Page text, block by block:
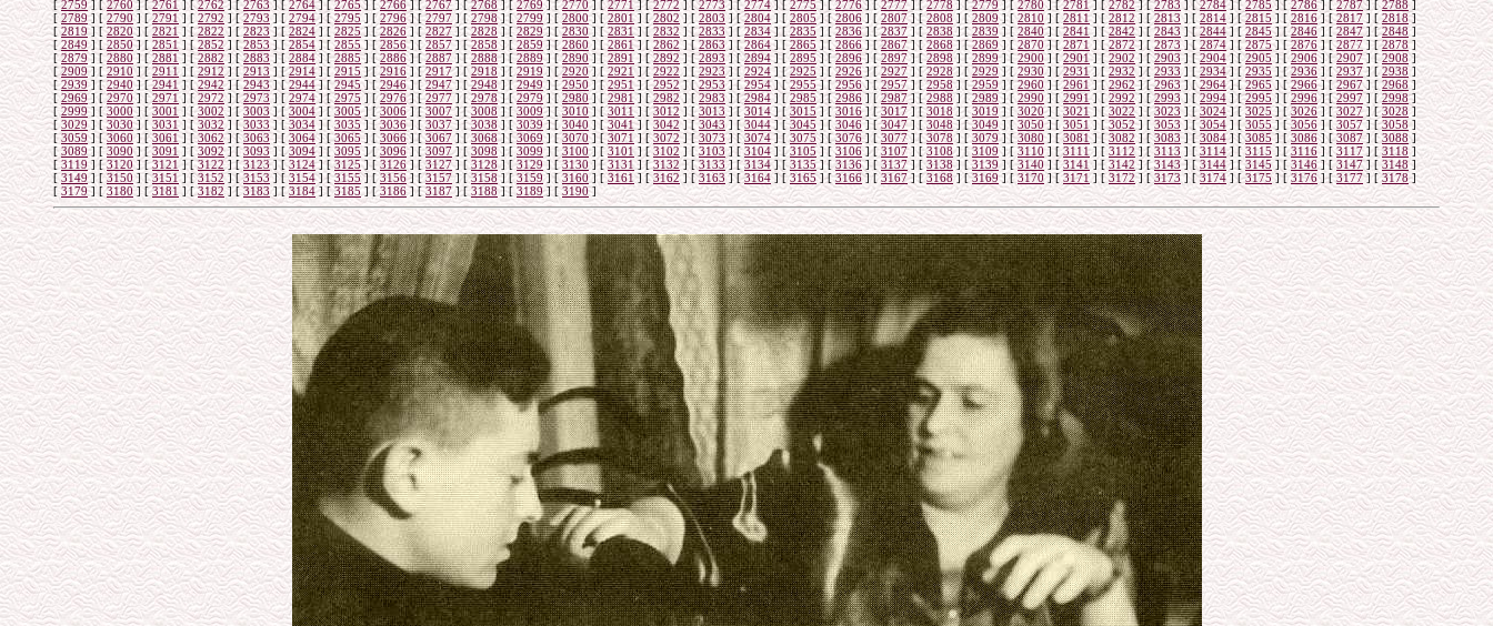
[2759] [2760 ] [2761 ] [2762] [2763] [2764] [2765] [2766] [2767] [2768] [ 2769 ] [2770] [2771 ] [2772 ] [2773] [2774] [2775] [2776] [2777] [2778] [2779] [ 2780] [2781] [ 2782] [2783 ] [2784] [2785 ] [ 2786] [ 2787] [2788]
[ 2789] [ 2790] [2791 ] [ 2792 ] [2793 ] [ 2794] [2795 ] [2796] [2797 ] [2798] [ 2799] [ 2800] [ 2801] [2802 ] [ 2803 ] [2804 ] [ 2805] [2806 ] [ 2807] [2808 ] [2809] [ 2810 ] [2811] [ 2812] [2813 ] [ 2814] [2815 ] [ 2816] [2817 ] [ 2818]
[2819] [2820] [ 2821 ] [2822 ] [ 2823] [ 2824 ] [2825] [2826 ] [2827 ] [2828] [ 2829] [2830] [2831] [ 2832 ] [2833] [ 2834] [2835 ] [2836] [2837 ] [2838 ] [ 2839] [ 2840] [2841] [2842 ] [2843 ] [ 2844] [ 2845] [2846] [2847 ] [2848 ]
[ 2849 ] [ 2850] [ 2851] [ 2852 ] [2853 ] [2854 ] [2855 ] [2856] [2857] [2858 ] [ 2859 ] [ 2860] [2861] [ 2862 ] [ 2863 ] [2864] [2865 ] [2866 ] [2867] [2868] [2869] [ 2870] [ 2871 ] [2872] [ 2873 ] [ 2874 ] [ 2875] [2876 ] [2877 ] [2878 ]
[2879] [ 2880 ] [2881 ] [2882] [2883 ] [ 2884] [2885] [2886] [2887 ] [ 2888] [2889] [ 2890] [ 2891 ] [2892] [2893 ] [2894 ] [ 2895] [2896] [2897] [2898 ] [ 2899] [ 2900] [ 2901] [ 2902 ] [2903 ] [2904 ] [2905 ] [ 2906] [2907] [ 2908]
[2909] [ 2910] [2911 ] [2912] [2913 ] [2914] [ 2915] [2916] [2917] [ 2918 ] [ 2919 ] [2920] [ 2921 ] [ 2922 ] [2923] [2924 ] [2925 ] [2926] [2927] [2928] [ 2929 ] [ 2930] [2931] [ 2932 ] [ 2933 ] [2934] [ 2935 ] [2936 ] [2937] [2938 ]
[2939 ] [2940 ] [2941 ] [2942] [2943] [2944] [2945] [ 2946] [2947] [2948] [2949 ] [2950 ] [2951 ] [2952 ] [2953] [ 2954] [2955] [2956] [ 2957 ] [2958] [2959] [2960 ] [2961 ] [2962] [2963] [2964] [2965] [ 2966] [ 2967] [ 2968]
[ 2969] [ 2970] [2971] [2972 ] [2973 ] [ 2974] [2975] [2976] [2977 ] [2978] [2979] [2980 ] [ 2981 ] [2982] [2983] [2984 ] [ 2985] [2986] [ 2987] [2988 ] [2989] [2990 ] [2991] [ 2992] [2993] [2994] [2995 ] [ 2996] [2997] [ 2998]
[ 2999] [3000] [3001 ] [3002 ] [ 3003] [ 3004] [ 3005] [3006 ] [3007 ] [3008 ] [ 3009] [3010] [3011] [3012 ] [3013 ] [ 3014] [ 3015] [3016] [3017 ] [3018 ] [ 3019 ] [ 3020] [3021] [3022 ] [3023 ] [3024] [ 3025] [3026] [3027] [3028 ]
[ 3029 ] [3030] [ 3031 ] [3032 ] [3033 ] [3034 ] [ 3035 ] [3036] [ 3037] [3038 ] [ 3039] [ 3040 ] [3041] [ 3042 ] [3043 ] [3044] [3045 ] [ 3046] [3047] [ 3048] [3049 ] [ 3050] [ 3051 ] [3052] [ 3053 ] [3054 ] [ 3055] [3056 ] [ 3057] [3058 ]
[3059] [3060 ] [3061 ] [3062] [3063] [ 3064] [3065] [3066] [3067 ] [ 3068] [3069] [3070] [ 3071 ] [3072] [3073] [3074 ] [ 3075] [3076] [3077] [3078 ] [ 3079] [ 3080] [3081] [ 3082 ] [3083 ] [3084] [3085 ] [ 3086] [3087] [3088]
[3089] [ 3090 ] [3091 ] [3092] [3093 ] [3094] [ 3095] [ 3096] [3097] [ 3098 ] [ 3099 ] [3100] [ 3101 ] [ 3102 ] [3103] [3104 ] [3105 ] [3106] [ 3107] [3108] [ 3109 ] [ 3110 ] [3111] [ 3112 ] [ 3113 ] [ 3114] [ 3115 ] [3116 ] [3117 ] [ 3118 ]
[ 3119 ] [3120 ] [3121 ] [3122 ] [3123] [3124] [3125] [ 3126] [3127] [ 3128] [3129 ] [ 3130 ] [3131 ] [3132 ] [3133 ] [3134] [3135] [3136] [ 3137] [3138] [3139] [3140 ] [ 3141 ] [ 3142 ] [ 3143] [3144 ] [3145 ] [ 3146 ] [ 3147] [ 3148]
[ 3149] [ 3150 ] [3151] [3152 ] [3153 ] [ 3154] [3155] [3156] [3157 ] [3158] [ 3159] [3160] [ 3161 ] [3162 ] [3163] [3164 ] [3165] [3166] [3167] [3168 ] [3169] [ 3170] [3171] [ 3172] [3173 ] [3174] [3175 ] [3176] [3177] [3178]
[ 3179] [ 3180 ] [3181 ] [3182 ] [3183 ] [ 3184] [3185 ] [3186] [3187 ] [ 3188] [ 3189] [3190]